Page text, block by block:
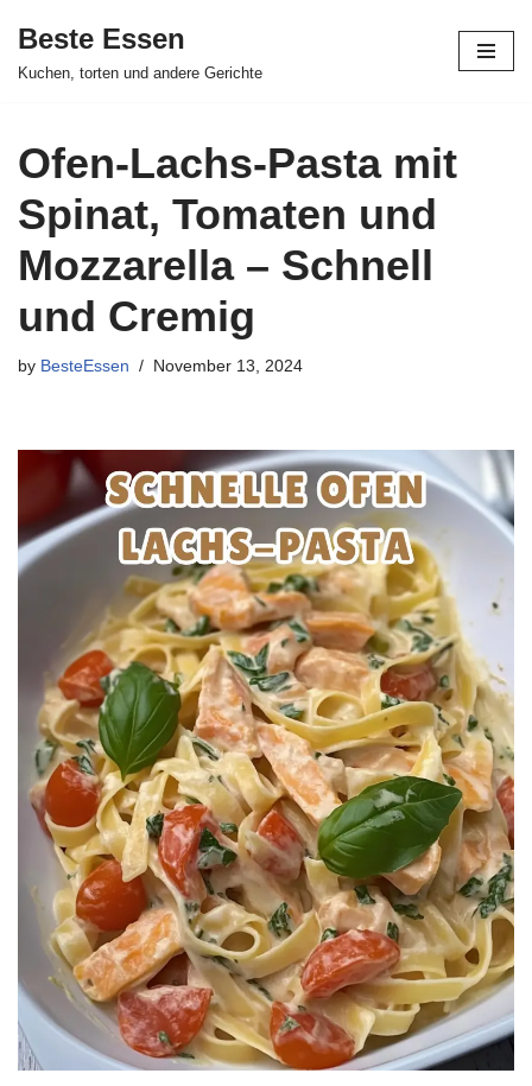
Skip
Beste Essen
Kuchen, torten und andere Gerichte
Ofen-Lachs-Pasta mit
Spinat, Tomaten und
Mozzarella – Schnell
und Cremig
by BesteEssen November 13, 2024